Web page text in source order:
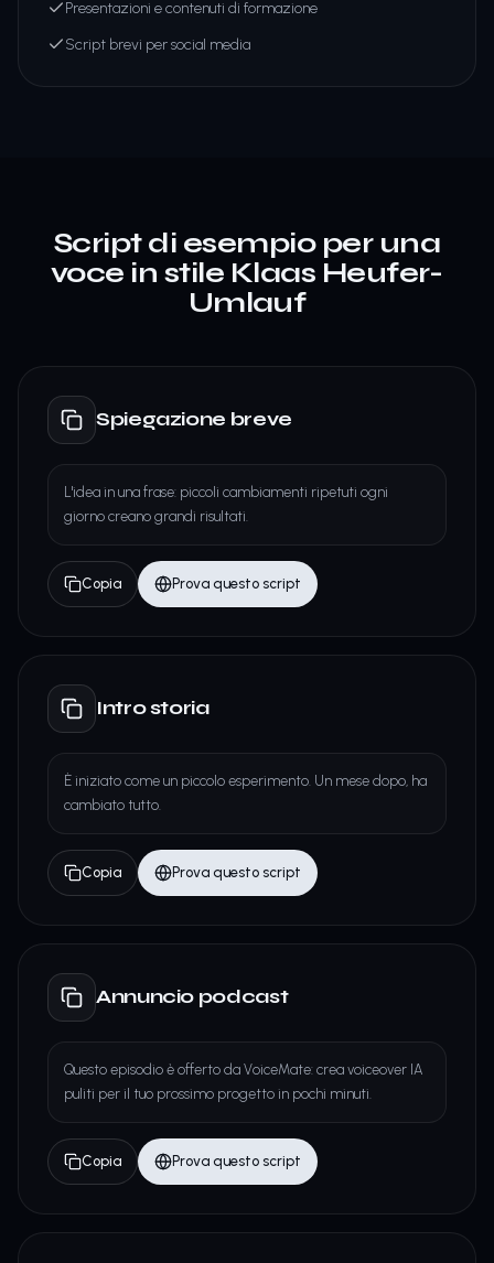
Presentazioni e contenuti di formazione
Script brevi per social media
Script di esempio per una
voce in stile Klaas Heufer-
Umlauf
Spiegazione breve
L'idea in una frase: piccoli cambiamenti ripetuti ogni
giorno creano grandi risultati.
Copia Prova questo script
Intro storia
È iniziato come un piccolo esperimento. Un mese dopo, ha
cambiato tutto.
Copia Prova questo script
Annuncio podcast
Questo episodio è offerto da VoiceMate: crea voiceover IA
puliti per il tuo prossimo progetto in pochi minuti.
Copia Prova questo script